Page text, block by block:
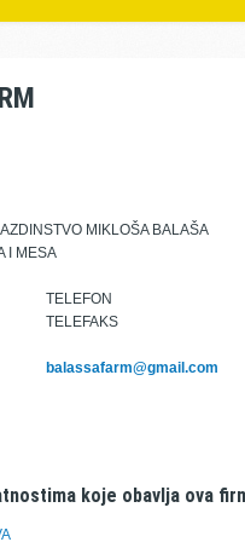
MIKLOŠA BALAŠA
I MESA
TELEFON
TELEFAKS
balassafarm@gmail.com
koje obavlja ova